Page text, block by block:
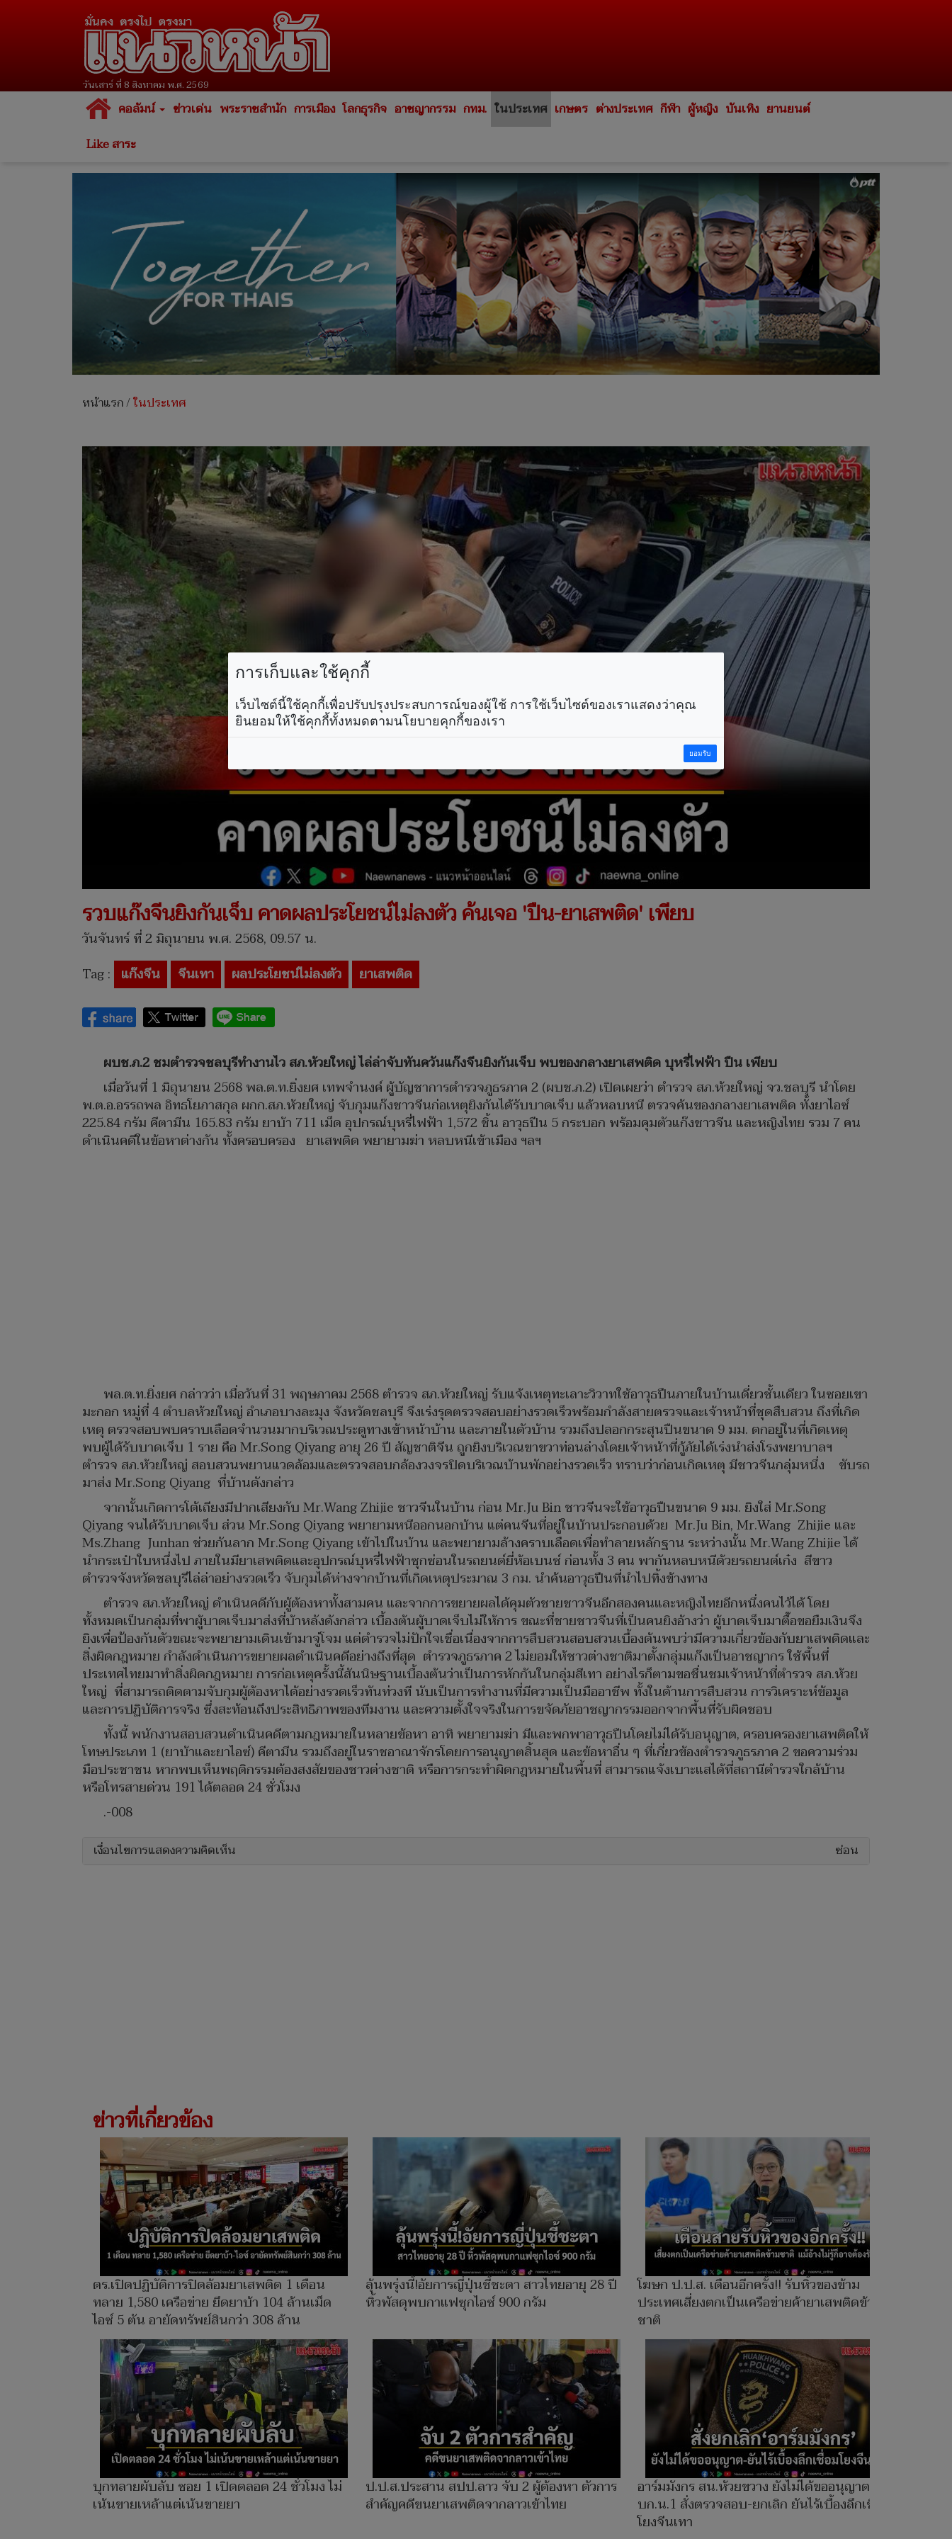
วันเสาร์ ที่ 8 สิงหาคม พ.ศ. 2569
คอลัมน์ ข่าวเด่น พระราชสำนัก การเมือง โลกธุรกิจ อาชญากรรม กทม. ในประเทศ เกษตร ต่างประเทศ กีฬา ผู้หญิง บันเทิง ยานยนต์
Like สาระ
หน้าแรก/ในประเทศ
รวบแก๊งจีนยิงกันเจ็บ คาดผลประโยชน์ไม่ลงตัว ค้นเจอ 'ปืน-ยาเสพติด' เพียบ
วันจันทร์ ที่ 2 มิถุนายน พ.ศ. 2568, 09.57 น.
Tag : แก๊งจีน จีนเทา ผลประโยชน์ไม่ลงตัว ยาเสพติด
ผบช.ภ.2 ชมตำรวจชลบุรีทำงานไว สภ.ห้วยใหญ่ ไล่ล่าจับทันควันแก๊งจีนยิงกันเจ็บ พบของกลางยาเสพติด บุหรี่ไฟฟ้า ปืน เพียบ
เมื่อวันที่ 1 มิถุนายน 2568 พล.ต.ท.ยิ่งยศ เทพจำนงค์ ผู้บัญชาการตำรวจภูธรภาค 2 (ผบช.ภ.2) เปิดเผยว่า ตำรวจ สภ.ห้วยใหญ่ จว.ชลบุรี นำโดย
พ.ต.อ.อรรถพล อิทธโยภาสกุล ผกก.สภ.ห้วยใหญ่ จับกุมแก๊งชาวจีนก่อเหตุยิงกันได้รับบาดเจ็บ แล้วหลบหนี ตรวจค้นของกลางยาเสพติด ทั้งยาไอซ์
225.84 กรัม คีตามีน 165.83 กรัม ยาบ้า 711 เม็ด อุปกรณ์บุหรี่ไฟฟ้า 1,572 ชิ้น อาวุธปืน 5 กระบอก พร้อมคุมตัวแก๊งชาวจีน และหญิงไทย รวม 7 คน
ดำเนินคดีในข้อหาต่างกัน ทั้งครอบครอง ยาเสพติด พยายามฆ่า หลบหนีเข้าเมือง ฯลฯ
พล.ต.ท.ยิ่งยศ กล่าวว่า เมื่อวันที่ 31 พฤษภาคม 2568 ตำรวจ สภ.ห้วยใหญ่ รับแจ้งเหตุทะเลาะวิวาทใช้อาวุธปืนภายในบ้านเดี่ยวชั้นเดียว ในซอยเขา
มะกอก หมู่ที่ 4 ตำบลห้วยใหญ่ อำเภอบางละมุง จังหวัดชลบุรี จึงเร่งรุดตรวจสอบอย่างรวดเร็วพร้อมกำลังสายตรวจและเจ้าหน้าที่ชุดสืบสวน ถึงที่เกิด
เหตุ ตรวจสอบพบคราบเลือดจำนวนมากบริเวณประตูทางเข้าหน้าบ้าน และภายในตัวบ้าน รวมถึงปลอกกระสุนปืนขนาด 9 มม. ตกอยู่ในที่เกิดเหตุ
พบผู้ได้รับบาดเจ็บ 1 ราย คือ Mr.Song Qiyang อายุ 26 ปี สัญชาติจีน ถูกยิงบริเวณขาขวาท่อนล่างโดยเจ้าหน้าที่กู้ภัยได้เร่งนำส่งโรงพยาบาลฯ
ตำรวจ สภ.ห้วยใหญ่ สอบสวนพยานแวดล้อมและตรวจสอบกล้องวงจรปิดบริเวณบ้านพักอย่างรวดเร็ว ทราบว่าก่อนเกิดเหตุ มีชาวจีนกลุ่มหนึ่ง ขับรถ
มาส่ง Mr.Song Qiyang ที่บ้านดังกล่าว
จากนั้นเกิดการโต้เถียงมีปากเสียงกับ Mr.Wang Zhijie ชาวจีนในบ้าน ก่อน Mr.Ju Bin ชาวจีนจะใช้อาวุธปืนขนาด 9 มม. ยิงใส่ Mr.Song
Qiyang จนได้รับบาดเจ็บ ส่วน Mr.Song Qiyang พยายามหนีออกนอกบ้าน แต่คนจีนที่อยู่ในบ้านประกอบด้วย Mr.Ju Bin, Mr.Wang Zhijie และ
Ms.Zhang Junhan ช่วยกันลาก Mr.Song Qiyang เข้าไปในบ้าน และพยายามล้างคราบเลือดเพื่อทำลายหลักฐาน ระหว่างนั้น Mr.Wang Zhijie ได้
นำกระเป๋าใบหนึ่งไป ภายในมียาเสพติดและอุปกรณ์บุหรี่ไฟฟ้าซุกซ่อนในรถยนต์ยี่ห้อเบนซ์ ก่อนทั้ง 3 คน พากันหลบหนีด้วยรถยนต์เก๋ง สีขาว
ตำรวจจังหวัดชลบุรีไล่ล่าอย่างรวดเร็ว จับกุมได้ห่างจากบ้านที่เกิดเหตุประมาณ 3 กม. นำค้นอาวุธปืนที่นำไปทิ้งข้างทาง
ตำรวจ สภ.ห้วยใหญ่ ดำเนินคดีกับผู้ต้องหาทั้งสามคน และจากการขยายผลได้คุมตัวชายชาวจีนอีกสองคนและหญิงไทยอีกหนึ่งคนไว้ได้ โดย
ทั้งหมดเป็นกลุ่มที่พาผู้บาดเจ็บมาส่งที่บ้าหลังดังกล่าว เบื้องต้นผู้บาดเจ็บไม่ให้การ ขณะที่ชายชาวจีนที่เป็นคนยิงอ้างว่า ผู้บาดเจ็บมาตื๊อขอยืมเงินจึง
ยิงเพื่อป้องกันตัวขณะจะพยายามเดินเข้ามาจู่โจม แต่ตำรวจไม่ปักใจเชื่อเนื่องจากการสืบสวนสอบสวนเบื้องต้นพบว่ามีความเกี่ยวข้องกับยาเสพติดและ
สิ่งผิดกฎหมาย กำลังดำเนินการขยายผลดำเนินคดีอย่างถึงที่สุด ตำรวจภูธรภาค 2 ไม่ยอมให้ชาวต่างชาติมาตั้งกลุ่มแก๊งเป็นอาชญากร ใช้พื้นที่
ประเทศไทยมาทำสิ่งผิดกฎหมาย การก่อเหตุครั้งนี้สันนิษฐานเบื้องต้นว่าเป็นการหักกันในกลุ่มสีเทา อย่างไรก็ตามขอชื่นชมเจ้าหน้าที่ตำรวจ สภ.ห้วย
ใหญ่ ที่สามารถติดตามจับกุมผู้ต้องหาได้อย่างรวดเร็วทันท่วงที นับเป็นการทำงานที่มีความเป็นมืออาชีพ ทั้งในด้านการสืบสวน การวิเคราะห์ข้อมูล
และการปฏิบัติการจริง ซึ่งสะท้อนถึงประสิทธิภาพของทีมงาน และความตั้งใจจริงในการขจัดภัยอาชญากรรมออกจากพื้นที่รับผิดชอบ
ทั้งนี้ พนักงานสอบสวนดำเนินคดีตามกฎหมายในหลายข้อหา อาทิ พยายามฆ่า มีและพกพาอาวุธปืนโดยไม่ได้รับอนุญาต, ครอบครองยาเสพติดให้
โทษประเภท 1 (ยาบ้าและยาไอซ์) คีตามีน รวมถึงอยู่ในราชอาณาจักรโดยการอนุญาตสิ้นสุด และข้อหาอื่น ๆ ที่เกี่ยวข้องตำรวจภูธรภาค 2 ขอความร่วม
มือประชาชน หากพบเห็นพฤติกรรมต้องสงสัยของชาวต่างชาติ หรือการกระทำผิดกฎหมายในพื้นที่ สามารถแจ้งเบาะแสได้ที่สถานีตำรวจใกล้บ้าน
หรือโทรสายด่วน 191 ได้ตลอด 24 ชั่วโมง
.-008
เงื่อนไขการแสดงความคิดเห็น ซ่อน
ข่าวที่เกี่ยวข้อง
ตร.เปิดปฏิบัติการปิดล้อมยาเสพติด 1 เดือน
ทลาย 1,580 เครือข่าย ยึดยาบ้า 104 ล้านเม็ด
ไอซ์ 5 ตัน อายัดทรัพย์สินกว่า 308 ล้าน
ลุ้นพรุ่งนี้!อัยการญี่ปุ่นชี้ชะตา สาวไทยอายุ 28 ปี
หิ้วพัสดุพบกาแฟซุกไอซ์ 900 กรัม
โฆษก ป.ป.ส. เตือนอีกครั้ง!! รับหิ้วของข้าม
ประเทศเสี่ยงตกเป็นเครือข่ายค้ายาเสพติดข้าม
ชาติ
บุกทลายผับลับ ซอย 1 เปิดตลอด 24 ชั่วโมง ไม่
เน้นขายเหล้าแต่เน้นขายยา
ป.ป.ส.ประสาน สปป.ลาว จับ 2 ผู้ต้องหา ตัวการ
สำคัญคดีขนยาเสพติดจากลาวเข้าไทย
อาร์มมังกร สน.ห้วยขวาง ยังไม่ได้ขออนุญาต
บก.น.1 สั่งตรวจสอบ-ยกเลิก ยันไร้เบื้องลึกเชื่อม
โยงจีนเทา
การเก็บและใช้คุกกี้
เว็บไซต์นี้ใช้คุกกี้เพื่อปรับปรุงประสบการณ์ของผู้ใช้ การใช้เว็บไซต์ของเราแสดงว่าคุณ
ยินยอมให้ใช้คุกกี้ทั้งหมดตามนโยบายคุกกี้ของเรา
ยอมรับ